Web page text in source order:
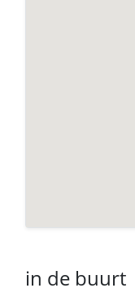
in de buurt